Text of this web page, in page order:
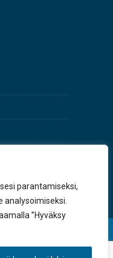
parantamiseksi,
”Hyväksy